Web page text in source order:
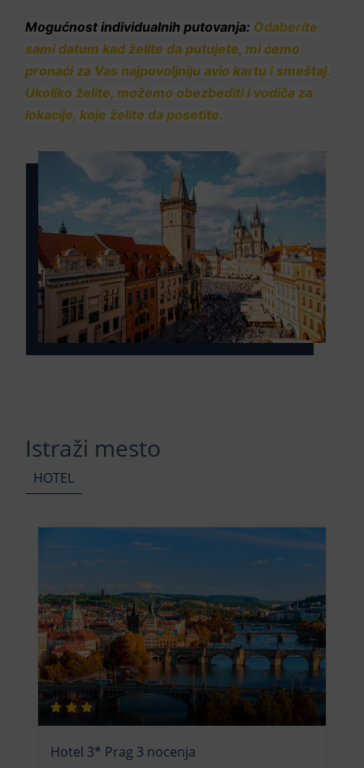
Mogućnost individualnih putovanja: Odaberite
sami datum kad želite da putujete, mi ćemo
pronaći za Vas najpovoljniju avio kartu i smeštaj.
Ukoliko želite, možemo obezbediti i vodiča za
lokacije, koje želite da posetite.
Istraži mesto
HOTEL
Hotel 3* Prag 3 nocenja